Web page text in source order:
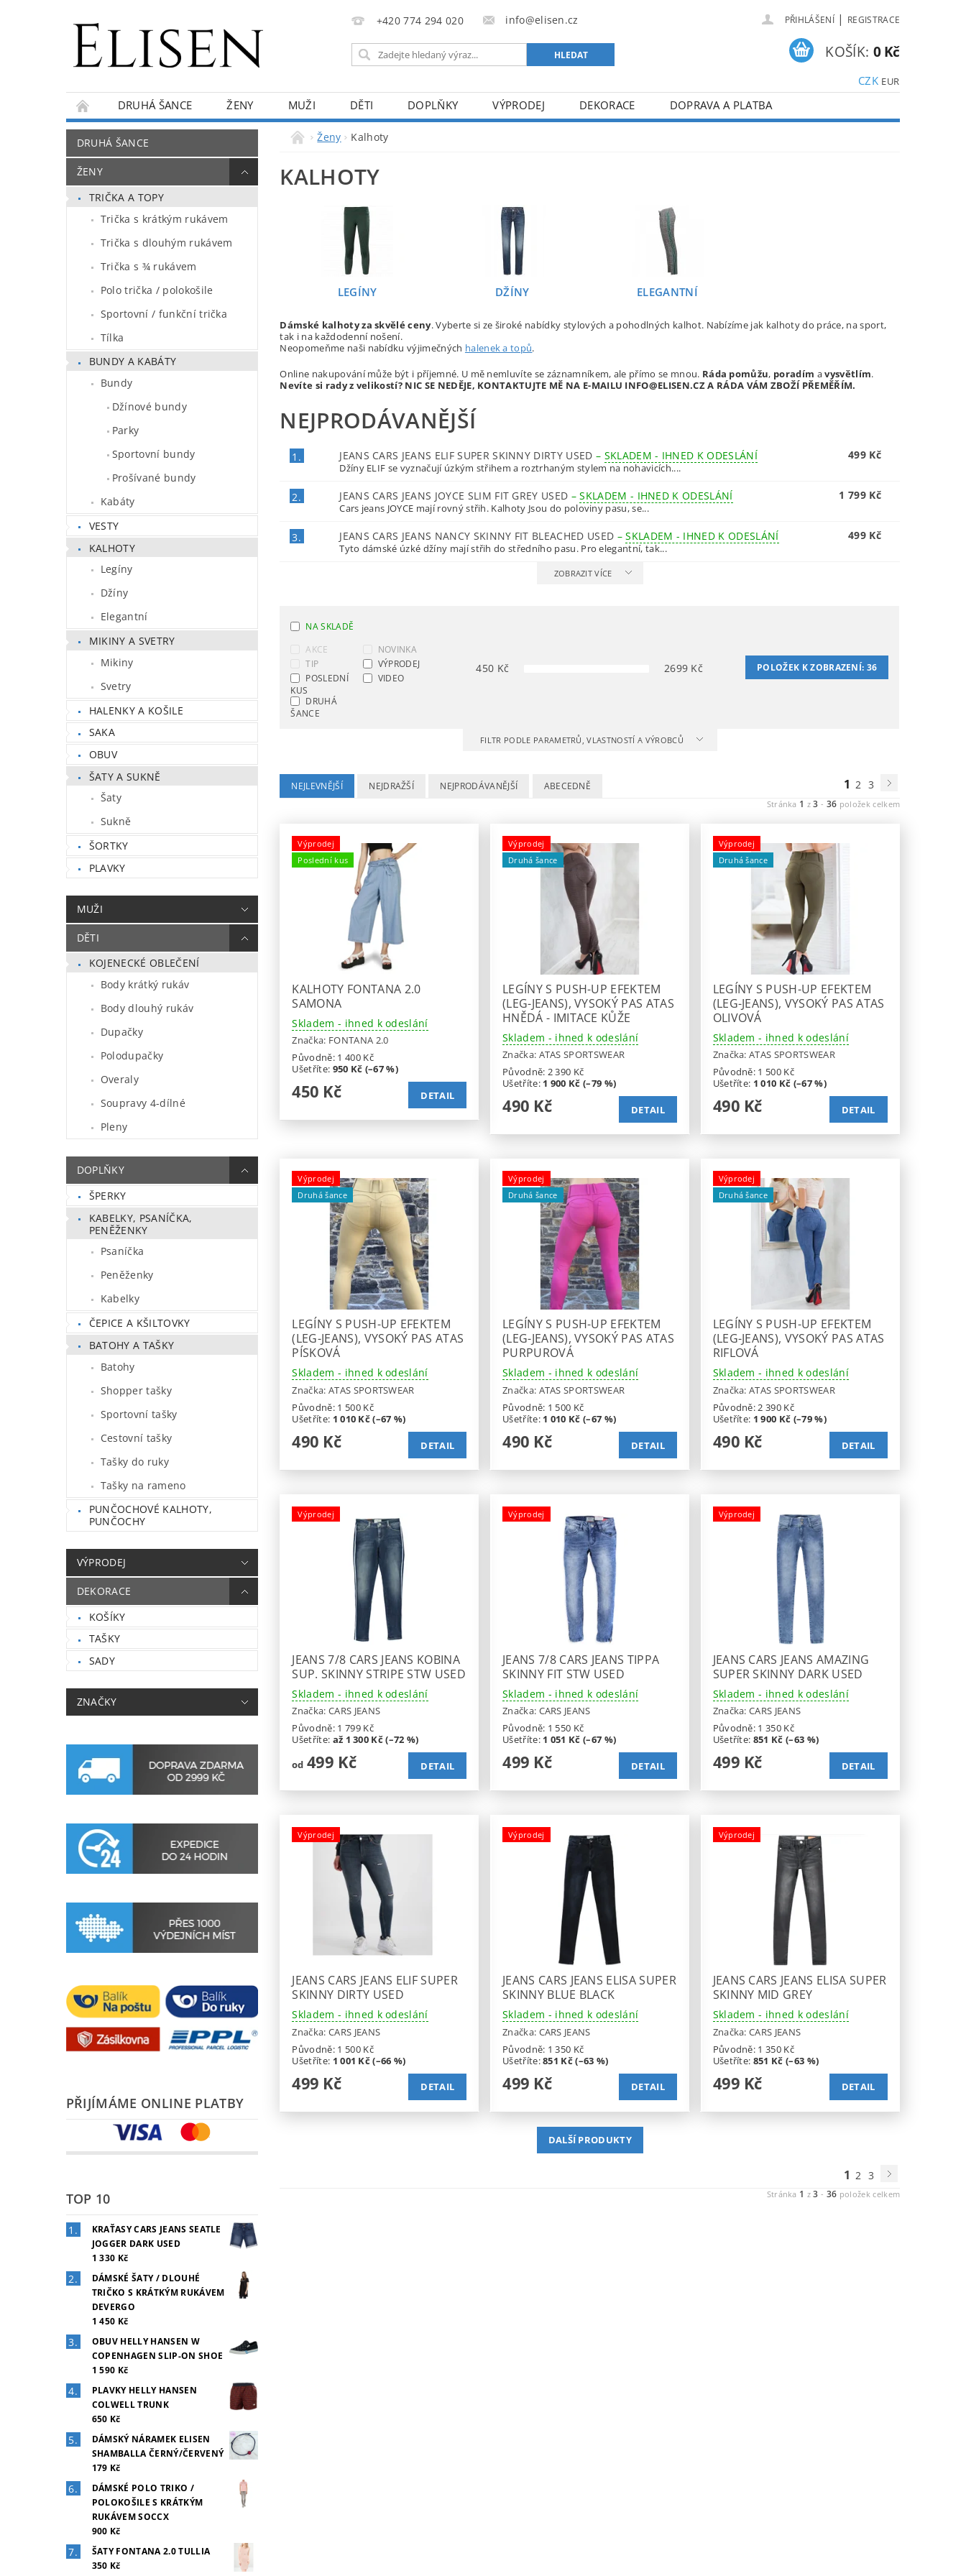
+420 774 294 020 info@elisen.cz PŘIHLÁŠENÍ | REGISTRACE
CZK EUR
KOŠÍK: 0 Kč
DRUHÁ ŠANCE ŽENY MUŽI DĚTI DOPLŇKY VÝPRODEJ DEKORACE
DOPRAVA A PLATBA
KONTAKTY
O NÁS BLOG
DRUHÁ ŠANCE
ŽENY
TRIČKA A TOPY
Trička s krátkým rukávem
Trička s dlouhým rukávem
Trička s ¾ rukávem
Polo trička / polokošile
Sportovní / funkční trička
Tílka
BUNDY A KABÁTY
Bundy
Džínové bundy
Parky
Sportovní bundy
Prošívané bundy
Kabáty
VESTY
KALHOTY
Legíny
Džíny
Elegantní
MIKINY A SVETRY
Mikiny
Svetry
HALENKY A KOŠILE
SAKA
OBUV
ŠATY A SUKNĚ
Šaty
Sukně
ŠORTKY
PLAVKY
MUŽI
DĚTI
KOJENECKÉ OBLEČENÍ
Body krátký rukáv
Body dlouhý rukáv
Dupačky
Polodupačky
Overaly
Soupravy 4-dílné
Pleny
DOPLŇKY
ŠPERKY
KABELKY, PSANÍČKA,
PENĚŽENKY
Psaníčka
Peněženky
Kabelky
ČEPICE A KŠILTOVKY
BATOHY A TAŠKY
Batohy
Shopper tašky
Sportovní tašky
Cestovní tašky
Tašky do ruky
Tašky na rameno
PUNČOCHOVÉ KALHOTY,
PUNČOCHY
VÝPRODEJ
DEKORACE
KOŠÍKY
TAŠKY
SADY
ZNAČKY
PŘIJÍMÁME ONLINE PLATBY
TOP 10
KRAŤASY CARS JEANS SEATLE
JOGGER DARK USED
1 330 Kč
DÁMSKÉ ŠATY / DLOUHÉ
TRIČKO S KRÁTKÝM RUKÁVEM
DEVERGO
1 450 Kč
OBUV HELLY HANSEN W
COPENHAGEN SLIP-ON SHOE
1 590 Kč
PLAVKY HELLY HANSEN
COLWELL TRUNK
650 Kč
DÁMSKÝ NÁRAMEK ELISEN
SHAMBALLA ČERNÝ/ČERVENÝ
179 Kč
DÁMSKÉ POLO TRIKO /
POLOKOŠILE S KRÁTKÝM
RUKÁVEM SOCCX
900 Kč
ŠATY FONTANA 2.0 TULLIA
350 Kč
Ženy Kalhoty
KALHOTY
LEGÍNY DŽÍNY ELEGANTNÍ
Dámské kalhoty za skvělé ceny. Vyberte si ze široké nabídky stylových a pohodlných kalhot. Nabízíme jak kalhoty do práce, na sport,
tak i na každodenní nošení.
Neopomeňme naši nabídku výjimečných halenek a topů.
Online nakupování může být i příjemné. U mě nemluvíte se záznamníkem, ale přímo se mnou. Ráda pomůžu, poradím avysvětlím.
Nevíte si rady z velikostí? NIC SE NEDĚJE, KONTAKTUJTE MĚ NA E-MAILU INFO@ELISEN.CZ A RÁDA VÁM ZBOŽÍ PŘEMĚŘÍM.
NEJPRODÁVANĚJŠÍ
1. JEANS CARS JEANS ELIF SUPER SKINNY DIRTY USED – SKLADEM - IHNED K ODESLÁNÍ
Džíny ELIF se vyznačují úzkým střihem a roztrhaným stylem na nohavicích....
499 Kč
2. JEANS CARS JEANS JOYCE SLIM FIT GREY USED –SKLADEM - IHNED K ODESLÁNÍ
Cars jeans JOYCE mají rovný střih. Kalhoty Jsou do poloviny pasu, se...
1 799 Kč
3. JEANS CARS JEANS NANCY SKINNY FIT BLEACHED USED –SKLADEM - IHNED K ODESLÁNÍ
Tyto dámské úzké džíny mají střih do středního pasu. Pro elegantní, tak...
499 Kč
ZOBRAZIT VÍCE
NA SKLADĚ
AKCE
NOVINKA
TIP
VÝPRODEJ
POSLEDNÍ
KUS
VIDEO
DRUHÁ
ŠANCE
450 Kč 2699 Kč POLOŽEK K ZOBRAZENÍ: 36
FILTR PODLE PARAMETRŮ, VLASTNOSTÍ A VÝROBCŮ
NEJLEVNĚJŠÍ NEJDRAŽŠÍ NEJPRODÁVANĚJŠÍ ABECEDNĚ 1 2 3
Stránka 1 z3 - 36 položek celkem
Výprodej
Poslední kus
KALHOTY FONTANA 2.0
SAMONA
Skladem - ihned k odeslání
Značka: FONTANA 2.0
Původně: 1 400 Kč
Ušetříte: 950 Kč (–67 %)
450 Kč DETAIL
Výprodej
Druhá šance
LEGÍNY S PUSH-UP EFEKTEM
(LEG-JEANS), VYSOKÝ PAS ATAS
HNĚDÁ - IMITACE KŮŽE
Skladem - ihned k odeslání
Značka: ATAS SPORTSWEAR
Původně: 2 390 Kč
Ušetříte: 1 900 Kč (–79 %)
490 Kč DETAIL
Výprodej
Druhá šance
LEGÍNY S PUSH-UP EFEKTEM
(LEG-JEANS), VYSOKÝ PAS ATAS
OLIVOVÁ
Skladem - ihned k odeslání
Značka:ATAS SPORTSWEAR
Původně: 1 500 Kč
Ušetříte: 1 010 Kč (–67 %)
490 Kč DETAIL
Výprodej
Druhá šance
LEGÍNY S PUSH-UP EFEKTEM
(LEG-JEANS), VYSOKÝ PAS ATAS
PÍSKOVÁ
Skladem - ihned k odeslání
Značka: ATAS SPORTSWEAR
Původně: 1 500 Kč
Ušetříte: 1 010 Kč (–67 %)
490 Kč DETAIL
Výprodej
Druhá šance
LEGÍNY S PUSH-UP EFEKTEM
(LEG-JEANS), VYSOKÝ PAS ATAS
PURPUROVÁ
Skladem - ihned k odeslání
Značka: ATAS SPORTSWEAR
Původně: 1 500 Kč
Ušetříte: 1 010 Kč (–67 %)
490 Kč DETAIL
Výprodej
Druhá šance
LEGÍNY S PUSH-UP EFEKTEM
(LEG-JEANS), VYSOKÝ PAS ATAS
RIFLOVÁ
Skladem - ihned k odeslání
Značka:ATAS SPORTSWEAR
Původně:2 390 Kč
Ušetříte: 1 900 Kč (–79 %)
490 Kč DETAIL
Výprodej
JEANS 7/8 CARS JEANS KOBINA
SUP. SKINNY STRIPE STW USED
Skladem - ihned k odeslání
Značka: CARS JEANS
Původně: 1 799 Kč
Ušetříte: až 1 300 Kč (–72 %)
od499 Kč DETAIL
Výprodej
JEANS 7/8 CARS JEANS TIPPA
SKINNY FIT STW USED
Skladem - ihned k odeslání
Značka: CARS JEANS
Původně: 1 550 Kč
Ušetříte: 1 051 Kč (–67 %)
499 Kč DETAIL
Výprodej
JEANS CARS JEANS AMAZING
SUPER SKINNY DARK USED
Skladem - ihned k odeslání
Značka:CARS JEANS
Původně: 1 350 Kč
Ušetříte: 851 Kč (–63 %)
499 Kč DETAIL
Výprodej
JEANS CARS JEANS ELIF SUPER
SKINNY DIRTY USED
Skladem - ihned k odeslání
Značka: CARS JEANS
Původně: 1 500 Kč
Ušetříte: 1 001 Kč (–66 %)
499 Kč DETAIL
Výprodej
JEANS CARS JEANS ELISA SUPER
SKINNY BLUE BLACK
Skladem - ihned k odeslání
Značka: CARS JEANS
Původně: 1 350 Kč
Ušetříte:851 Kč (–63 %)
499 Kč DETAIL
Výprodej
JEANS CARS JEANS ELISA SUPER
SKINNY MID GREY
Skladem - ihned k odeslání
Značka:CARS JEANS
Původně: 1 350 Kč
Ušetříte: 851 Kč (–63 %)
499 Kč DETAIL
DALŠÍ PRODUKTY
1 2 3
Stránka 1 z3 - 36 položek celkem